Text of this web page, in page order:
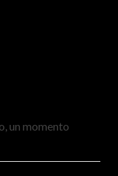
un momento